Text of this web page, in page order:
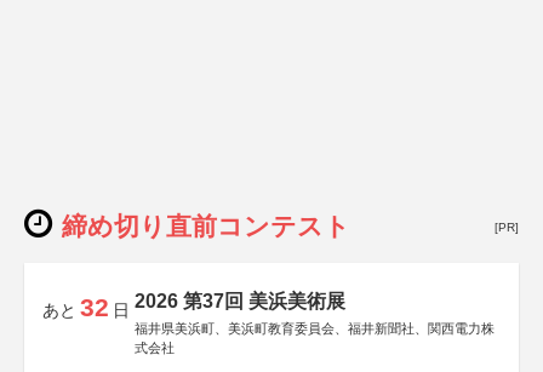
締め切り直前コンテスト [PR]
あと 32 日 2026 第37回 美浜美術展
福井県美浜町、美浜町教育委員会、福井新聞社、関西電力株
式会社